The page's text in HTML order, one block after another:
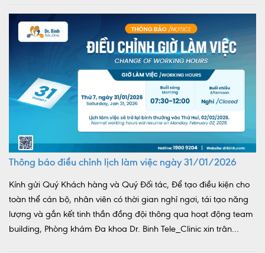
Thông báo điều chỉnh lịch làm việc ngày 31/01/2026
Kính gửi Quý Khách hàng và Quý Đối tác, Để tạo điều kiện cho
toàn thể cán bộ, nhân viên có thời gian nghỉ ngơi, tái tạo năng
lượng và gắn kết tinh thần đồng đội thông qua hoạt động team
building, Phòng khám Đa khoa Dr. Binh Tele_Clinic xin trân...